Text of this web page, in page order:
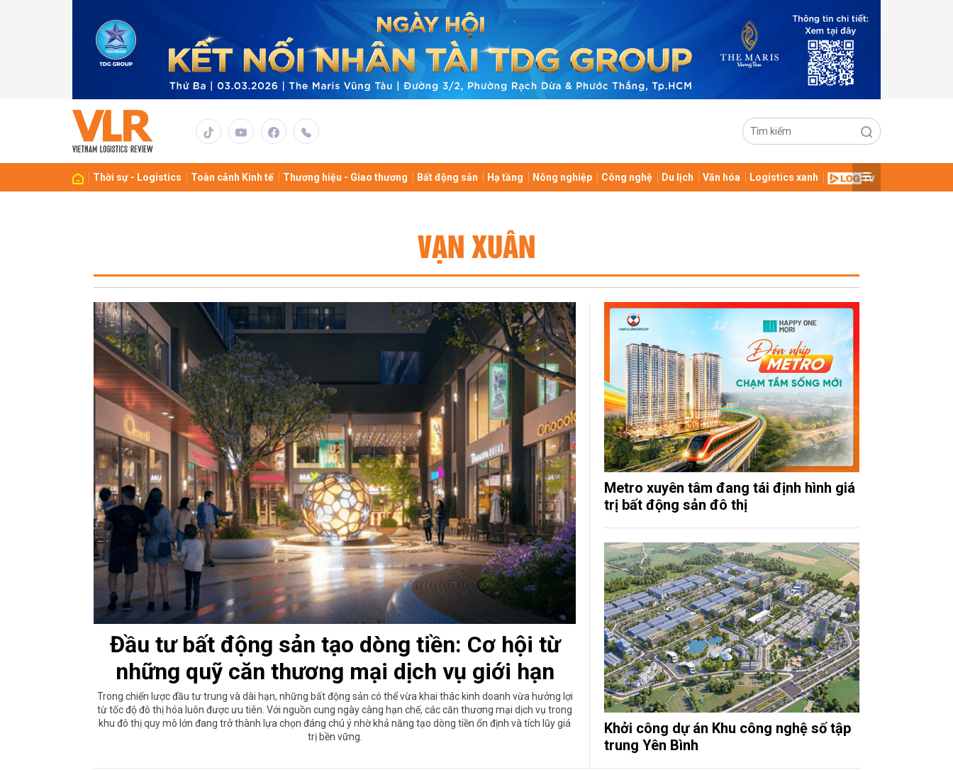
Thời sự - Logistics Toàn cảnh Kinh tế Thương hiệu - Giao thương Bất động sản Hạ tầng Nông nghiệp Công nghệ Du lịch Văn hóa Logistics xanh
VẠN XUÂN
Đầu tư bất động sản tạo dòng tiền: Cơ hội từ
những quỹ căn thương mại dịch vụ giới hạn
Trong chiến lược đầu tư trung và dài hạn, những bất động sản có thể vừa khai thác kinh doanh vừa hưởng lợi
từ tốc độ đô thị hóa luôn được ưu tiên. Với nguồn cung ngày càng hạn chế, các căn thương mại dịch vụ trong
khu đô thị quy mô lớn đang trở thành lựa chọn đáng chú ý nhờ khả năng tạo dòng tiền ổn định và tích lũy giá
trị bền vững.
Metro xuyên tâm đang tái định hình giá
trị bất động sản đô thị
Khởi công dự án Khu công nghệ số tập
trung Yên Bình